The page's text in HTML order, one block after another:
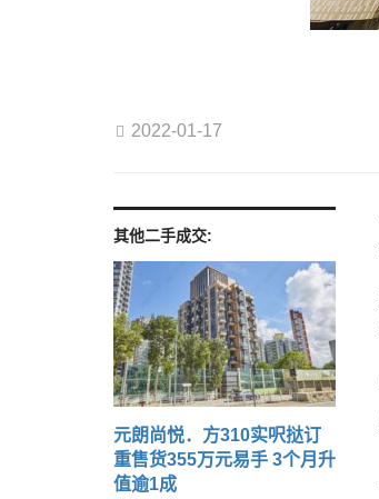
2022-01-17
其他二手成交:
元朗尚悦．方310实呎挞订
重售货355万元易手 3个月升
值逾1成